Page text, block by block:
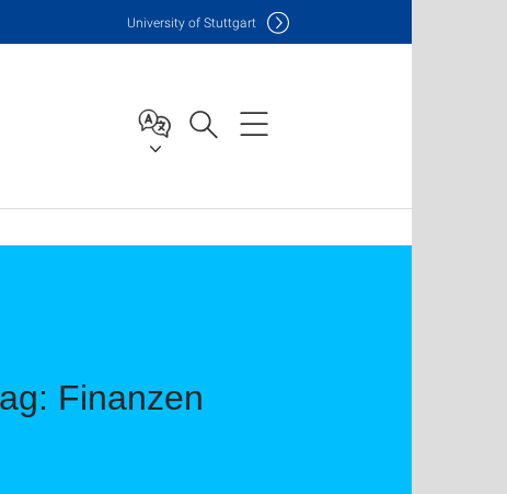
University of Stuttgart
Finanzen